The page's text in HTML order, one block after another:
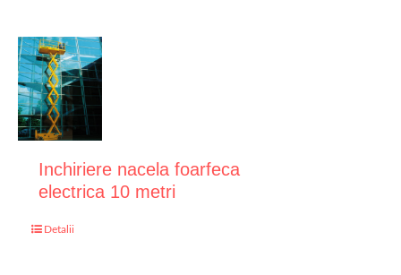
Inchiriere nacela foarfeca
electrica 10 metri
Detalii